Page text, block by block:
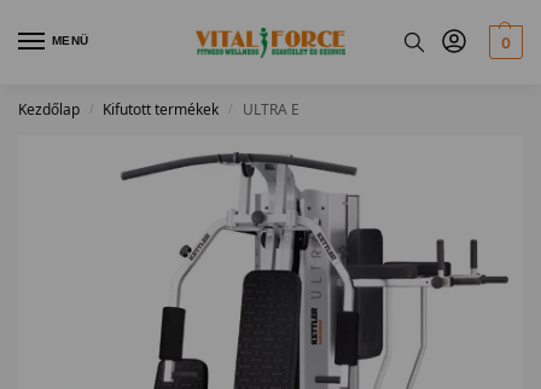
MENÜ 0
Kezdőlap / Kifutott termékek / ULTRA E